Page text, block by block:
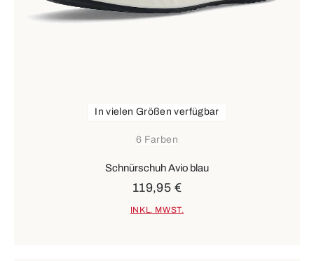
6 Farben
In vielen Größen verfügbar
Schnürschuh Avio blau
119,95 €
INKL. MWST.